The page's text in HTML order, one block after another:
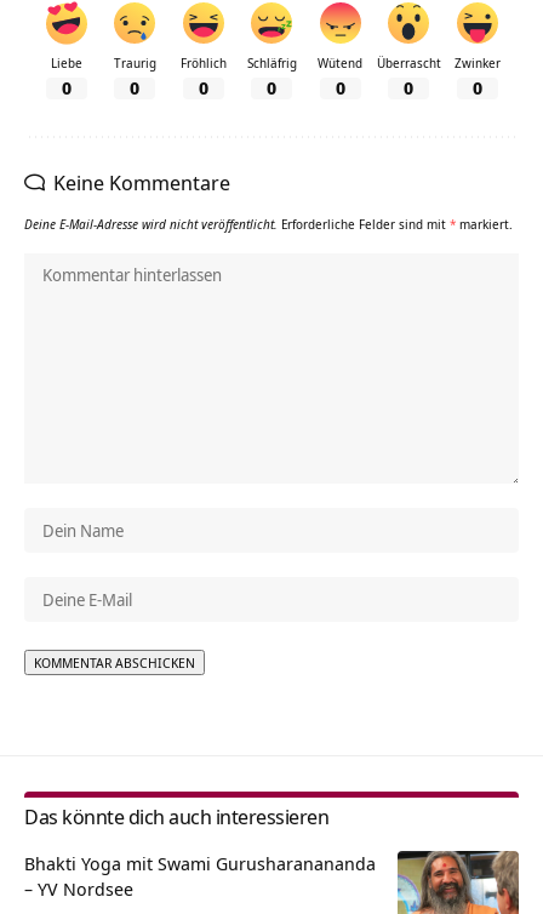
Liebe
0
Traurig
0
Fröhlich
0
Schläfrig
0
Wütend
0
Überrascht
0
Zwinker
0
Keine Kommentare
Deine E-Mail-Adresse wird nicht veröffentlicht. Erforderliche Felder sind mit * markiert.
Das könnte dich auch interessieren
Bhakti Yoga mit Swami Gurusharanananda
– YV Nordsee